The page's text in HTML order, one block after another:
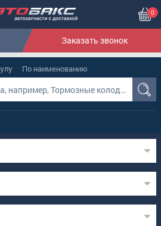
0
Заказать звонок
По наименованию